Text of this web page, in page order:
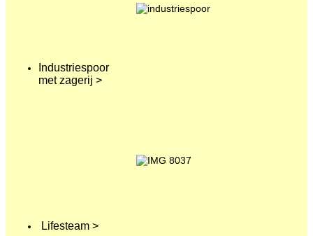
Industriespoor
met zagerij >
Lifesteam >